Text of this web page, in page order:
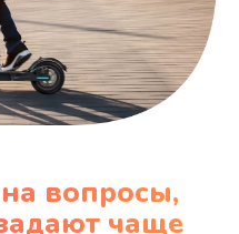
вопросы,
чаще